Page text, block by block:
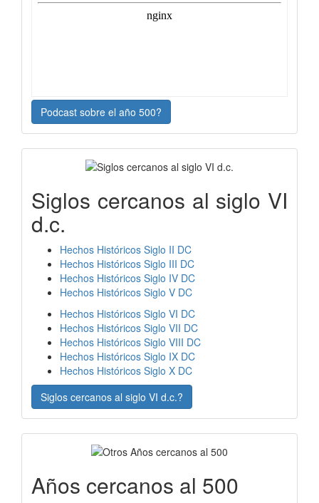
Podcast sobre el año 500?
Siglos cercanos al siglo VI
d.c.
Hechos Históricos Siglo II DC
Hechos Históricos Siglo III DC
Hechos Históricos Siglo IV DC
Hechos Históricos Siglo V DC
Hechos Históricos Siglo VI DC
Hechos Históricos Siglo VII DC
Hechos Históricos Siglo VIII DC
Hechos Históricos Siglo IX DC
Hechos Históricos Siglo X DC
Siglos cercanos al siglo VI d.c.?
Años cercanos al 500